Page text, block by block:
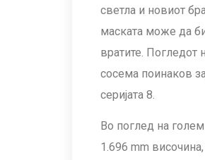
светла и новиот
маската може да
вратите. Погледот
сосема поинаков
серијата 8.
Во поглед на
1.696 mm